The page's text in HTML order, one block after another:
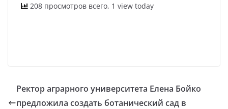
208 просмотров всего, 1 view today
Ректор аграрного университета Елена Бойко
предложила создать ботанический сад в